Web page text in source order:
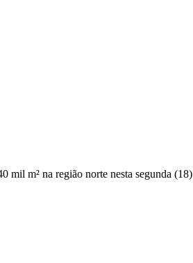
mil m² na região norte nesta segunda (18)